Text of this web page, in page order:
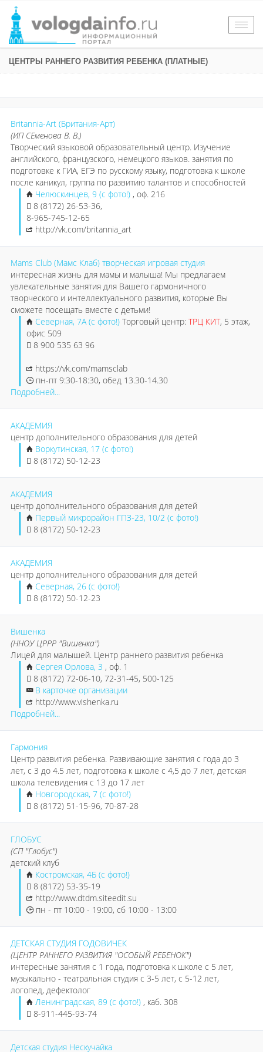
ЦЕНТРЫ РАННЕГО РАЗВИТИЯ РЕБЕНКА (ПЛАТНЫЕ)
Britannia-Art (Британия-Арт)
(ИП СЕменова В. В.)
Творческий языковой образовательный центр. Изучение
английского, французского, немецкого языков. занятия по
подготовке к ГИА, ЕГЭ по русскому языку, подготовка к школе
после каникул, группа по развитию талантов и способностей
Челюскинцев, 9 (с фото!) , оф. 216
8 (8172) 26-53-36,
8-965-745-12-65
http://vk.com/britannia_art
Mams Club (Мамс Клаб) творческая игровая студия
интересная жизнь для мамы и малыша! Мы предлагаем
увлекательные занятия для Вашего гармоничного
творческого и интеллектуального развития, которые Вы
сможете посещать вместе с детьми!
Северная, 7А (с фото!) Торговый центр: ТРЦ КИТ, 5 этаж,
офис 509
8 900 535 63 96
https://vk.com/mamsclab
пн-пт 9:30-18:30, обед 13.30-14.30
Подробней...
АКАДЕМИЯ
центр дополнительного образования для детей
Воркутинская, 17 (с фото!)
8 (8172) 50-12-23
АКАДЕМИЯ
центр дополнительного образования для детей
Первый микрорайон ГПЗ-23, 10/2 (с фото!)
8 (8172) 50-12-23
АКАДЕМИЯ
центр дополнительного образования для детей
Северная, 26 (с фото!)
8 (8172) 50-12-23
Вишенка
(ННОУ ЦРРР "Вишенка")
Лицей для малышей. Центр раннего развития ребенка
Сергея Орлова, 3 , оф. 1
8 (8172) 72-06-10, 72-31-45, 500-125
В карточке организации
http://www.vishenka.ru
Подробней...
Гармония
Центр развития ребенка. Развивающие занятия с года до 3
лет, с 3 до 4.5 лет, подготовка к школе с 4,5 до 7 лет, детская
школа телевидения с 13 до 17 лет
Новгородская, 7 (с фото!)
8 (8172) 51-15-96, 70-87-28
ГЛОБУС
(СП "Глобус")
детский клуб
Костромская, 4Б (с фото!)
8 (8172) 53-35-19
http://www.dtdm.siteedit.su
пн - пт 10:00 - 19:00, сб 10:00 - 13:00
ДЕТСКАЯ СТУДИЯ ГОДОВИЧЕК
(ЦЕНТР РАННЕГО РАЗВИТИЯ "ОСОБЫЙ РЕБЕНОК")
интересные занятия с 1 года, подготовка к школе с 5 лет,
музыкально - театральная студия с 3-5 лет, с 5-12 лет,
логопед, дефектолог
Ленинградская, 89 (с фото!) , каб. 308
8-911-445-93-74
Детская студия Нескучайка